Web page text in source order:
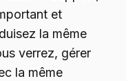
et
la même
verrez, gérer
la même